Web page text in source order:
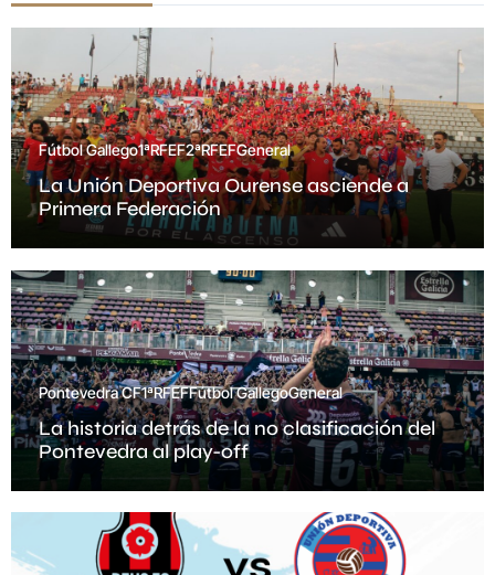
Fútbol Gallego1ªRFEF2ªRFEFGeneral
La Unión Deportiva Ourense asciende a
Primera Federación
Pontevedra CF1ªRFEFFútbol GallegoGeneral
La historia detrás de la no clasificación del
Pontevedra al play-off